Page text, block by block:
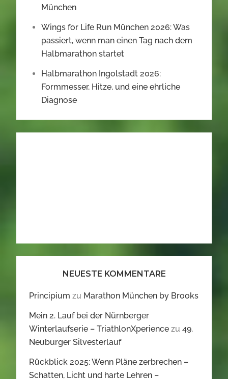
München
Wings for Life Run München 2026: Was
passiert, wenn man einen Tag nach dem
Halbmarathon startet
Halbmarathon Ingolstadt 2026:
Formmesser, Hitze, und eine ehrliche
Diagnose
NEUESTE KOMMENTARE
Principium zu Marathon München by Brooks
Mein 2. Lauf bei der Nürnberger
Winterlaufserie – TriathlonXperience zu49.
Neuburger Silvesterlauf
Rückblick 2025: Wenn Pläne zerbrechen –
Schatten, Licht und harte Lehren –